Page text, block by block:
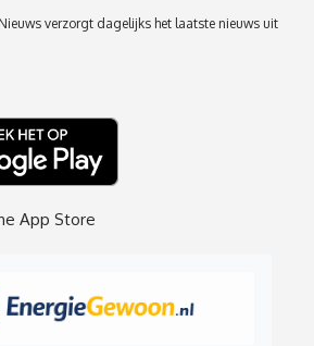
verzorgt dagelijks het laatste nieuws uit